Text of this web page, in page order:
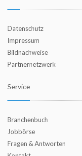
Datenschutz
Impressum
Bildnachweise
Partnernetzwerk
Service
Branchenbuch
Jobbörse
Fragen & Antworten